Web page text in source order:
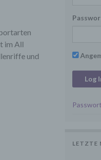
im All
und
LETZTE